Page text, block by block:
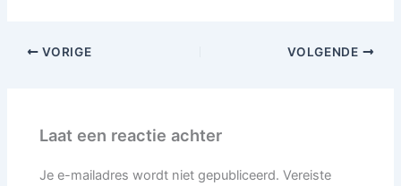
VORIGE VOLGENDE
Laat een reactie achter
Je e-mailadres wordt niet gepubliceerd. Vereiste